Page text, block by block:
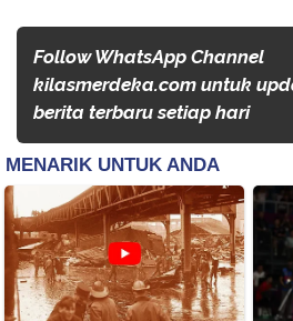
Follow WhatsApp Channel
kilasmerdeka.com untuk
berita terbaru setiap hari